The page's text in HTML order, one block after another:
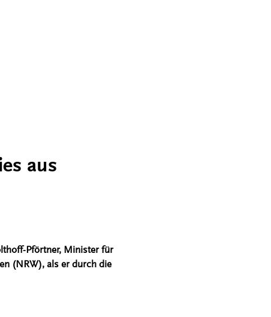
aus
Pförtner, Minister für
(NRW), als er durch die